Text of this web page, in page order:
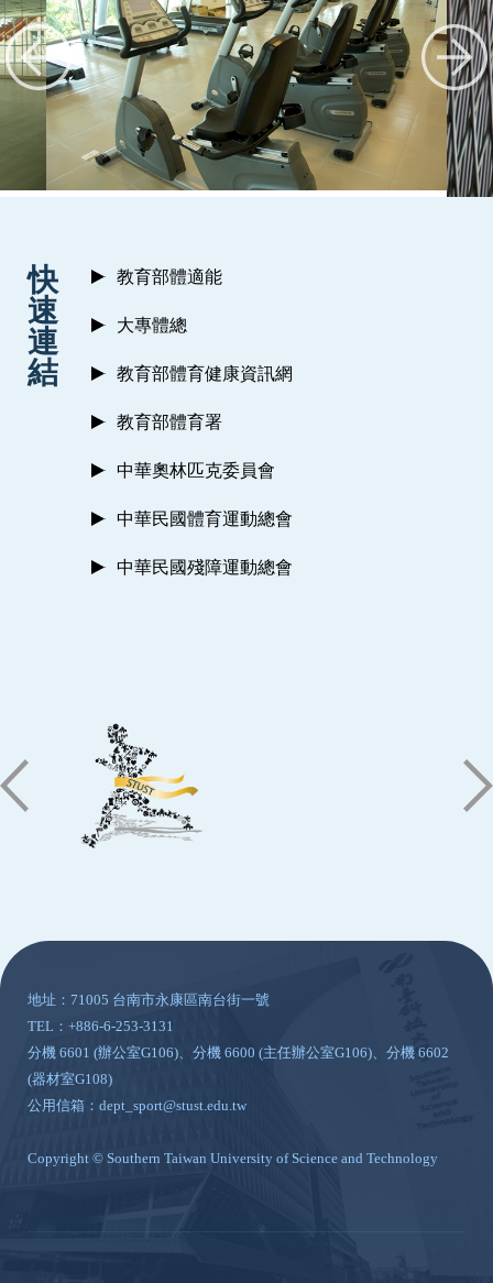
快
速
連
結
教育部體適能
大專體總
教育部體育健康資訊網
教育部體育署
中華奧林匹克委員會
中華民國體育運動總會
中華民國殘障運動總會
地址：71005 台南市永康區南台街一號
TEL：+886-6-253-3131
分機 6601 (辦公室G106)、分機 6600 (主任辦公室G106)、分機 6602
(器材室G108)
公用信箱：dept_sport@stust.edu.tw
Copyright © Southern Taiwan University of Science and Technology